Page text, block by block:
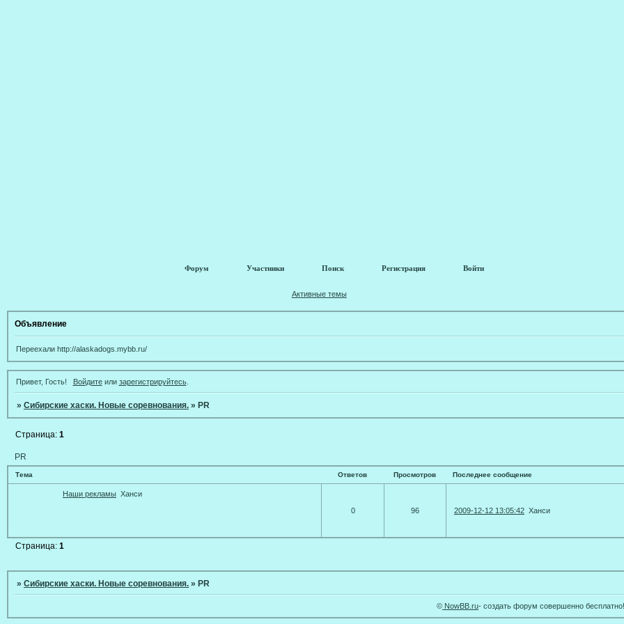
Форум Участники Поиск Регистрация Войти
Активные темы
Объявление
Переехали http://alaskadogs.mybb.ru/
Привет, Гость! Войдитеили зарегистрируйтесь.
»Сибирские хаски. Новые соревнования. »PR
PR
Страница:1
Тема Ответов Просмотров Последнее сообщение
Наши рекламы Ханси
0
96 2009-12-12 13:05:42 Ханси
Страница:1
»Сибирские хаски. Новые соревнования. » PR
© NowBB.ru- cоздать форум совершенно бесплатно!